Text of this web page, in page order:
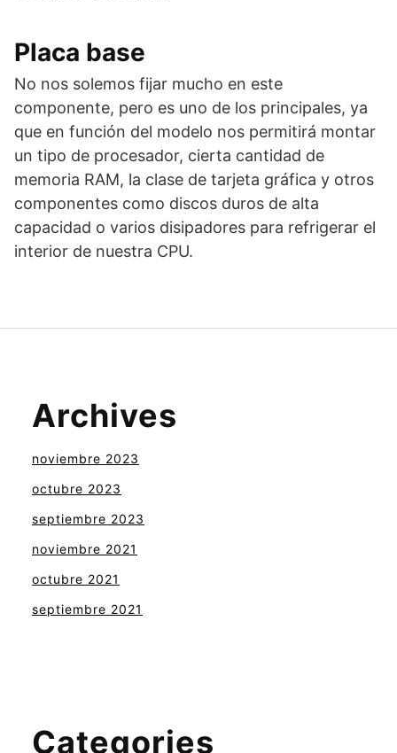
Placa base
No nos solemos fijar mucho en este
componente, pero es uno de los principales, ya
que en función del modelo nos permitirá montar
un tipo de procesador, cierta cantidad de
memoria RAM, la clase de tarjeta gráfica y otros
componentes como discos duros de alta
capacidad o varios disipadores para refrigerar el
interior de nuestra CPU.
Archives
noviembre 2023
octubre 2023
septiembre 2023
noviembre 2021
octubre 2021
septiembre 2021
Categories